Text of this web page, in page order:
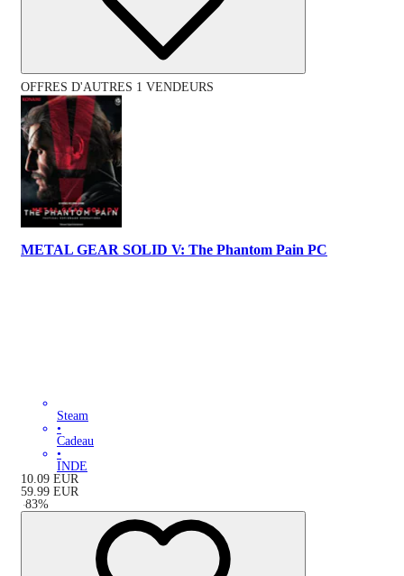
OFFRES D'AUTRES 1 VENDEURS
METAL GEAR SOLID V: The Phantom Pain PC
Steam
•
Cadeau
•
INDE
10.09 EUR
59.99 EUR
-83%